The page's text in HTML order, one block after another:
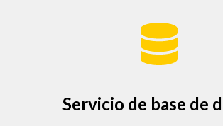
Servicio de base de